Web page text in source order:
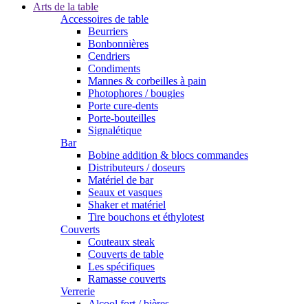
Arts de la table
Accessoires de table
Beurriers
Bonbonnières
Cendriers
Condiments
Mannes & corbeilles à pain
Photophores / bougies
Porte cure-dents
Porte-bouteilles
Signalétique
Bar
Bobine addition & blocs commandes
Distributeurs / doseurs
Matériel de bar
Seaux et vasques
Shaker et matériel
Tire bouchons et éthylotest
Couverts
Couteaux steak
Couverts de table
Les spécifiques
Ramasse couverts
Verrerie